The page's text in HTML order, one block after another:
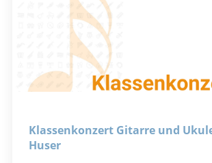
Klassenkonzert Gitarre und
Huser